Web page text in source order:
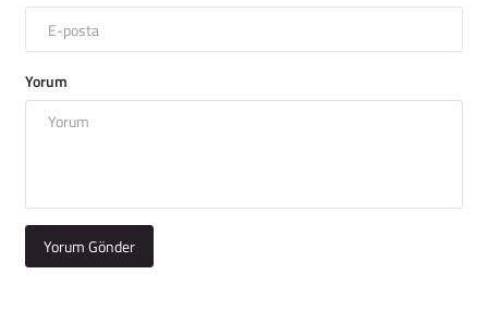
Yorum
Yorum Gönder